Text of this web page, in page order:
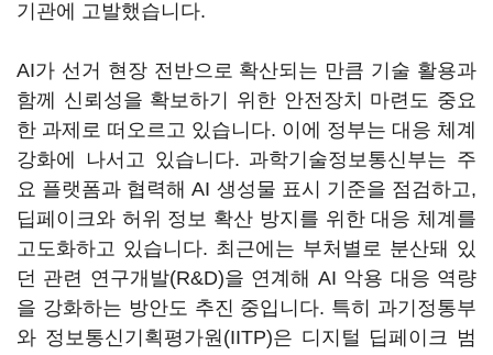
기관에 고발했습니다.
AI가 선거 현장 전반으로 확산되는 만큼 기술 활용과
함께 신뢰성을 확보하기 위한 안전장치 마련도 중요
한 과제로 떠오르고 있습니다. 이에 정부는 대응 체계
강화에 나서고 있습니다. 과학기술정보통신부는 주
요 플랫폼과 협력해 AI 생성물 표시 기준을 점검하고,
딥페이크와 허위 정보 확산 방지를 위한 대응 체계를
고도화하고 있습니다. 최근에는 부처별로 분산돼 있
던 관련 연구개발(R&D)을 연계해 AI 악용 대응 역량
을 강화하는 방안도 추진 중입니다. 특히 과기정통부
와 정보통신기획평가원(IITP)은 디지털 딥페이크 범